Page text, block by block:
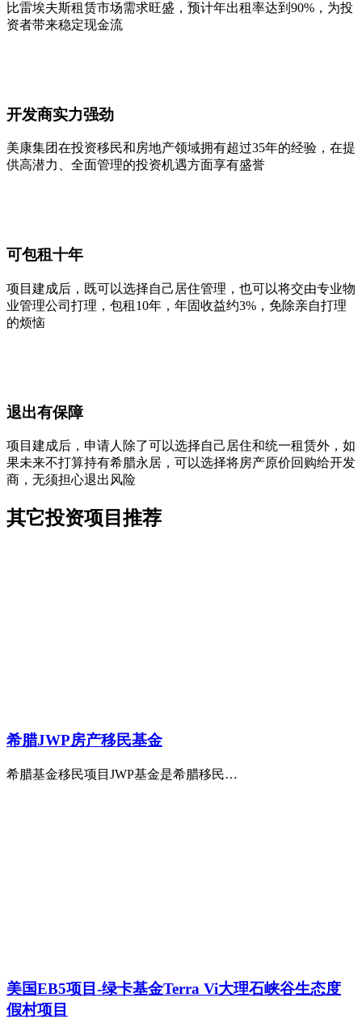
比雷埃夫斯租赁市场需求旺盛，预计年出租率达到90%，为投
资者带来稳定现金流
开发商实力强劲
美康集团在投资移民和房地产领域拥有超过35年的经验，在提
供高潜力、全面管理的投资机遇方面享有盛誉
可包租十年
项目建成后，既可以选择自己居住管理，也可以将交由专业物
业管理公司打理，包租10年，年固收益约3%，免除亲自打理
的烦恼
退出有保障
项目建成后，申请人除了可以选择自己居住和统一租赁外，如
果未来不打算持有希腊永居，可以选择将房产原价回购给开发
商，无须担心退出风险
其它投资项目推荐
希腊JWP房产移民基金
希腊基金移民项目JWP基金是希腊移民…
美国EB5项目-绿卡基金Terra Vi大理石峡谷生态度
假村项目